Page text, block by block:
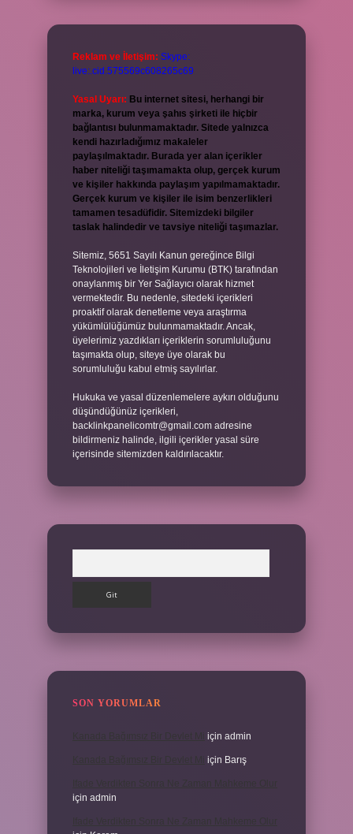
Reklam ve İletişim: Skype:
live:.cid.575569c608265c69
Yasal Uyarı: Bu internet sitesi, herhangi bir
marka, kurum veya şahıs şirketi ile hiçbir
bağlantısı bulunmamaktadır. Sitede yalnızca
kendi hazırladığımız makaleler
paylaşılmaktadır. Burada yer alan içerikler
haber niteliği taşımamakta olup, gerçek kurum
ve kişiler hakkında paylaşım yapılmamaktadır.
Gerçek kurum ve kişiler ile isim benzerlikleri
tamamen tesadüfidir. Sitemizdeki bilgiler
taslak halindedir ve tavsiye niteliği taşımazlar.
Sitemiz, 5651 Sayılı Kanun gereğince Bilgi
Teknolojileri ve İletişim Kurumu (BTK) tarafından
onaylanmış bir Yer Sağlayıcı olarak hizmet
vermektedir. Bu nedenle, sitedeki içerikleri
proaktif olarak denetleme veya araştırma
yükümlülüğümüz bulunmamaktadır. Ancak,
üyelerimiz yazdıkları içeriklerin sorumluluğunu
taşımakta olup, siteye üye olarak bu
sorumluluğu kabul etmiş sayılırlar.
Hukuka ve yasal düzenlemelere aykırı olduğunu
düşündüğünüz içerikleri,
backlinkpanelicomtr@gmail.com adresine
bildirmeniz halinde, ilgili içerikler yasal süre
içerisinde sitemizden kaldırılacaktır.
SON YORUMLAR
için admin
için Barış
için admin